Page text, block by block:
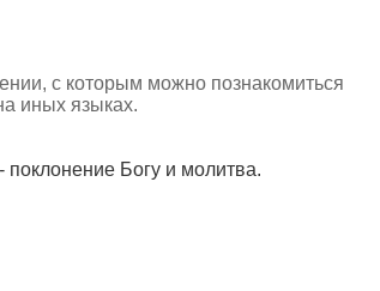
с которым можно познакомиться
иных языках.
поклонение Богу и молитва.